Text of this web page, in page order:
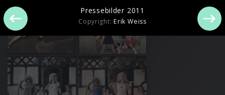
Pressebilder 2011
Copyright:Erik Weiss